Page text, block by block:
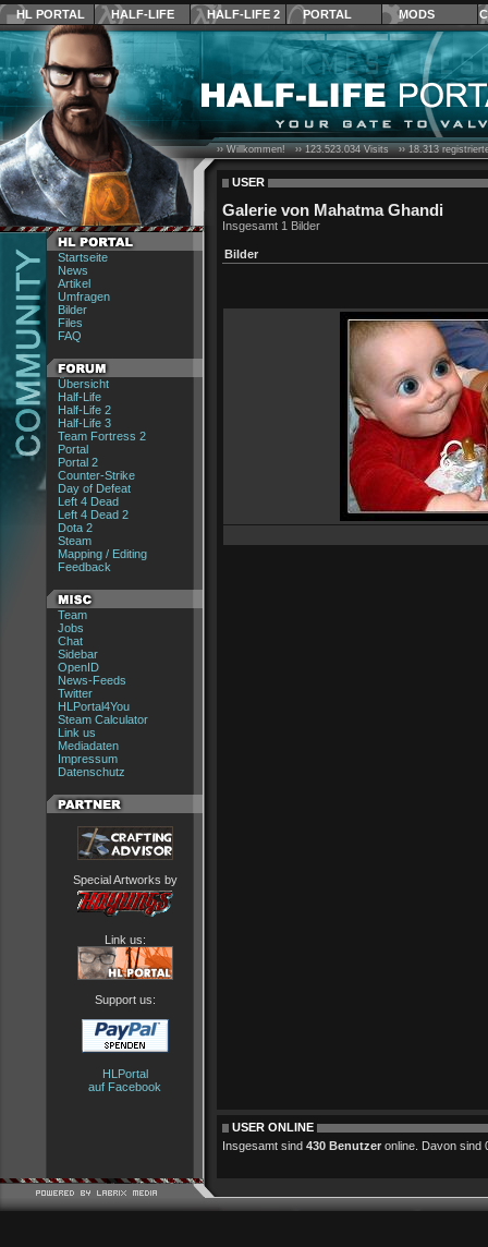
HL PORTAL HALF-LIFE HALF-LIFE 2 PORTAL MODS
Startseite
News
Artikel
Umfragen
Bilder
Files
FAQ
Übersicht
Half-Life
Half-Life 2
Half-Life 3
Team Fortress 2
Portal
Portal 2
Counter-Strike
Day of Defeat
Left 4 Dead
Left 4 Dead 2
Dota 2
Steam
Mapping / Editing
Feedback
Team
Jobs
Chat
Sidebar
OpenID
News-Feeds
Twitter
HLPortal4You
Steam Calculator
Link us
Mediadaten
Impressum
Datenschutz
Special Artworks by
Link us:
Support us:
HLPortal
auf Facebook
›› Willkommen! ››123.523.034Visits ››18.313
USER
Galerie von Mahatma Ghandi
Insgesamt 1 Bilder
Bilder
USER ONLINE
Insgesamt sind 430 Benutzer online. Davon sind